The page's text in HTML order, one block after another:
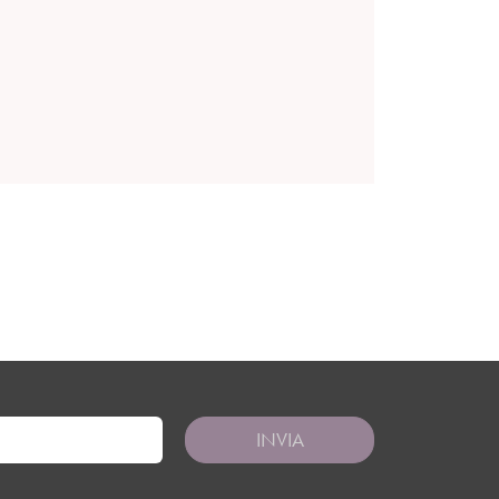
INVIA